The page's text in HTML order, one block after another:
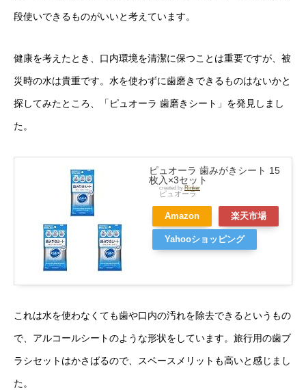
段使いできるものがいいと考えています。
健康を考えたとき、口内環境を清潔に保つことは重要ですが、被
災時の水は貴重です。水を使わずに歯磨きできるものはないかと
探してみたところ、「ピュオーラ 歯磨きシート」を発見しまし
た。
ピュオーラ 歯みがきシート 15
枚入×3セット
created by Rinker
ピュオーラ
Amazon 楽天市場
Yahooショッピング
これは水を使わなくても歯や口内の汚れを除去できるというもの
で、アルコールシートのような形状をしています。旅行用の歯ブ
ラシセットはかさばるので、スペースメリットも高いと感じまし
た。